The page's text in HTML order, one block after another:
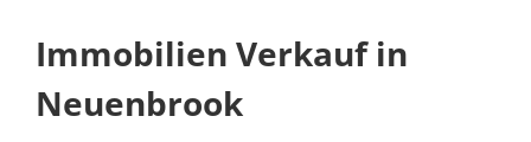
Immobilien Verkauf in
Neuenbrook